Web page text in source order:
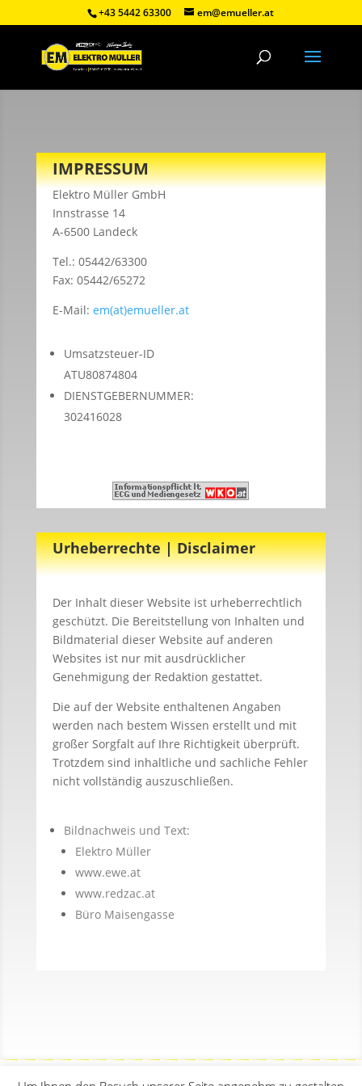
+43 5442 63300 em@emueller.at
IMPRESSUM
Elektro Müller GmbH
Innstrasse 14
A-6500 Landeck
Tel.: 05442/63300
Fax: 05442/65272
E-Mail: em(at)emueller.at
Umsatzsteuer-ID
ATU80874804
DIENSTGEBERNUMMER:
302416028
Urheberrechte | Disclaimer
Der Inhalt dieser Website ist urheberrechtlich
geschützt. Die Bereitstellung von Inhalten und
Bildmaterial dieser Website auf anderen
Websites ist nur mit ausdrücklicher
Genehmigung der Redaktion gestattet.
Die auf der Website enthaltenen Angaben
werden nach bestem Wissen erstellt und mit
großer Sorgfalt auf Ihre Richtigkeit überprüft.
Trotzdem sind inhaltliche und sachliche Fehler
nicht vollständig auszuschließen.
Bildnachweis und Text:
Elektro Müller
www.ewe.at
www.redzac.at
Büro Maisengasse